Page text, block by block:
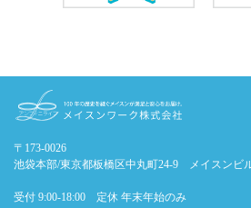
〒173-0026
池袋本部/東京都板橋区中丸町24-9 メイスンビ
受付 9:00-18:00 定休 年末年始のみ